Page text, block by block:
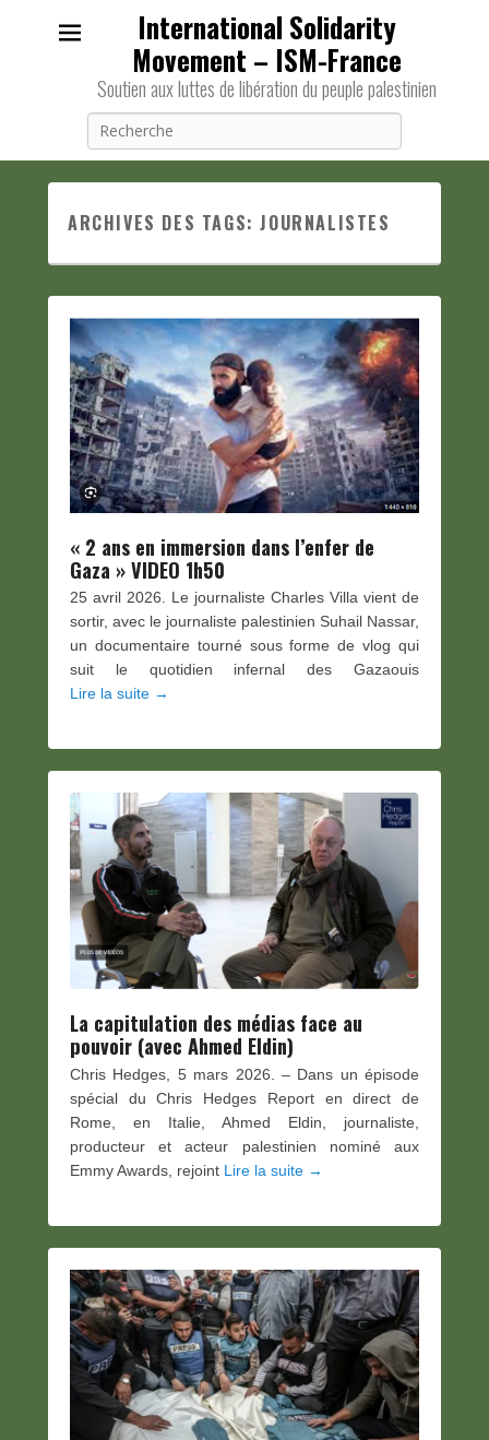
International Solidarity
Movement – ISM-France
Soutien aux luttes de libération du peuple palestinien
ARCHIVES DES TAGS:JOURNALISTES
« 2 ans en immersion dans l’enfer de
Gaza » VIDEO 1h50
25 avril 2026. Le journaliste Charles Villa vient de
sortir, avec le journaliste palestinien Suhail Nassar,
un documentaire tourné sous forme de vlog qui
suit le quotidien infernal des Gazaouis
Lire la suite →
La capitulation des médias face au
pouvoir (avec Ahmed Eldin)
Chris Hedges, 5 mars 2026. – Dans un épisode
spécial du Chris Hedges Report en direct de
Rome, en Italie, Ahmed Eldin, journaliste,
producteur et acteur palestinien nominé aux
Emmy Awards, rejoint Lire la suite →